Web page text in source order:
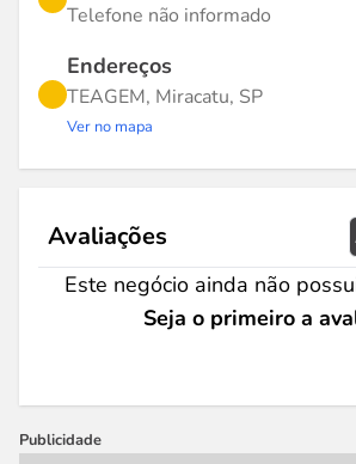
Telefone não informado
Endereços
TEAGEM, Miracatu, SP
Ver no mapa
Avaliações
Este negócio ainda não
Seja o primeiro a
Publicidade